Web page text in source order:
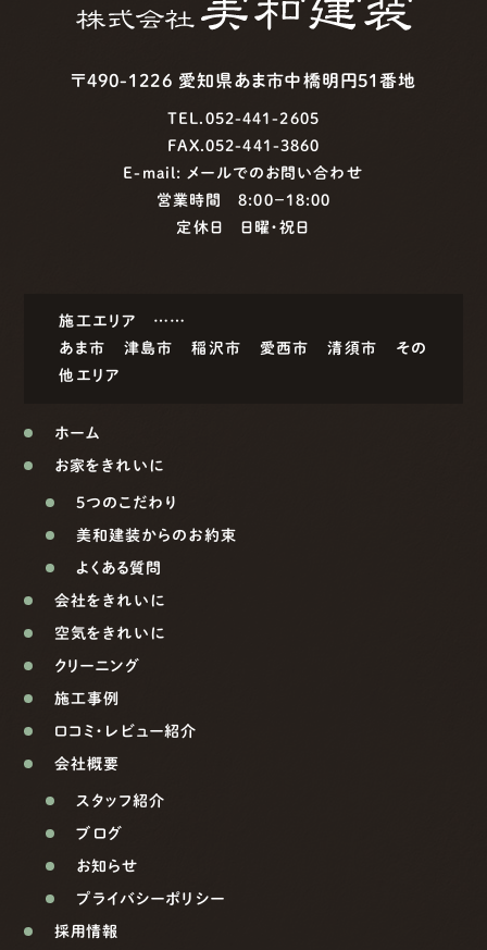
〒490-1226 愛知県あま市中橋明円51番地
TEL.052-441-2605
FAX.052-441-3860
E-mail:
メールでのお問い合わせ
営業時間 8:00−18:00
定休日 日曜・祝日
施工エリア ……
あま市
津島市 稲沢市 愛西市 清須市
その
他エリア
ホーム
お家をきれいに
5つのこだわり
美和建装からのお約束
よくある質問
会社をきれいに
空気をきれいに
クリーニング
施工事例
口コミ・レビュー紹介
会社概要
スタッフ紹介
ブログ
お知らせ
プライバシーポリシー
採用情報